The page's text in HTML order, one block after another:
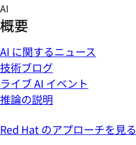
Skip
to
content
AI
概要
AI に関するニュース
技術ブログ
ライブ AI イベント
推論の説明
Red Hat のアプローチを見る